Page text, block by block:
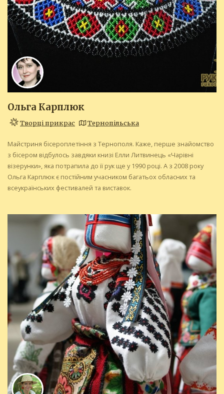
Ольга Карплюк
Творці прикрас Тернопільська
Майстриня бісероплетіння з Тернополя. Каже, перше знайомство
з бісером відбулось завдяки книзі Елли Литвинець «Чарівні
візерунки», яка потрапила до її рук ще у 1990 році. А з 2008 року
Ольга Карплюк є постійним учасником багатьох обласних та
всеукраїнських фестивалей та виставок.